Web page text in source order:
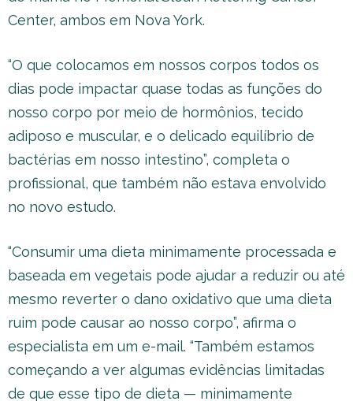
Center, ambos em Nova York.
“O que colocamos em nossos corpos todos os
dias pode impactar quase todas as funções do
nosso corpo por meio de hormônios, tecido
adiposo e muscular, e o delicado equilíbrio de
bactérias em nosso intestino”, completa o
profissional, que também não estava envolvido
no novo estudo.
“Consumir uma dieta minimamente processada e
baseada em vegetais pode ajudar a reduzir ou até
mesmo reverter o dano oxidativo que uma dieta
ruim pode causar ao nosso corpo”, afirma o
especialista em um e-mail. “Também estamos
começando a ver algumas evidências limitadas
de que esse tipo de dieta — minimamente